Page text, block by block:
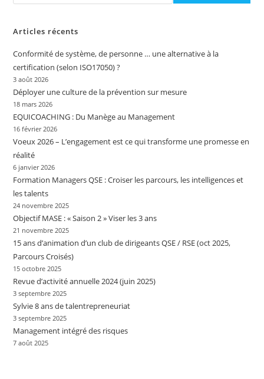
Articles récents
Conformité de système, de personne … une alternative à la
certification (selon ISO17050) ?
3 août 2026
Déployer une culture de la prévention sur mesure
18 mars 2026
EQUICOACHING : Du Manège au Management
16 février 2026
Voeux 2026 – L’engagement est ce qui transforme une promesse en
réalité
6 janvier 2026
Formation Managers QSE : Croiser les parcours, les intelligences et
les talents
24 novembre 2025
Objectif MASE : « Saison 2 » Viser les 3 ans
21 novembre 2025
15 ans d’animation d’un club de dirigeants QSE / RSE (oct 2025,
Parcours Croisés)
15 octobre 2025
Revue d’activité annuelle 2024 (juin 2025)
3 septembre 2025
Sylvie 8 ans de talentrepreneuriat
3 septembre 2025
Management intégré des risques
7 août 2025